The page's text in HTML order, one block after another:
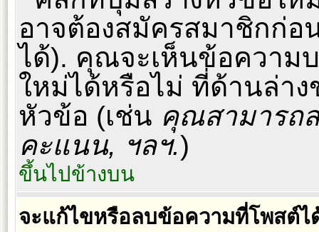
อาจต้องสมัครสมาชิกก่อ
ได้). คุณจะเห็นข้อความ
ใหม่ได้หรือไม่ ที่ด้านล่า
หัวข้อ (เช่น คุณสามารถ
คะแนน, ฯลฯ.)
ขึ้นไปข้างบน
จะแก้ไขหรือลบข้อความที่โพสต์ไ